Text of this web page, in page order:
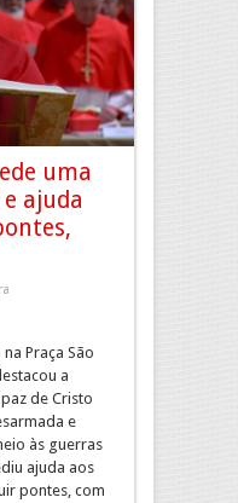
uma
e ajuda
Praça São
a
paz de Cristo
e
às guerras
ajuda aos
pontes, com